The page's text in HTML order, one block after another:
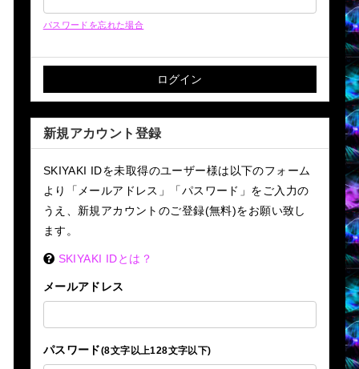
パスワードを忘れた場合
新規アカウント登録
SKIYAKI IDを未取得のユーザー様は以下のフォーム
より「メールアドレス」「パスワード」をご入力の
うえ、新規アカウントのご登録(無料)をお願い致し
ます。
SKIYAKI IDとは？
メールアドレス
パスワード(8文字以上128文字以下)